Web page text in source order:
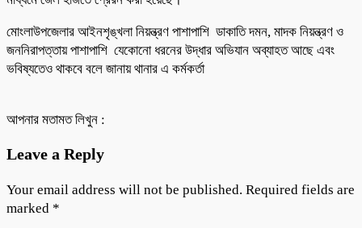
মোংলাউপজেলার আইনশৃঙ্খলা নিয়ন্ত্রণ পাশাপাশি ডাকাতি দমন, মাদক নিয়ন্ত্রণ ও
জননিরাপত্তায় পাশাপাশি যেকোনো ধরনের উদ্ধার অভিযান অব্যাহত আছে এবং
ভবিষ্যতেও থাকবে বলে জানায় থানার এ কর্মকর্তা
আপনার মতামত লিখুন :
Leave a Reply
Your email address will not be published. Required fields are
marked *